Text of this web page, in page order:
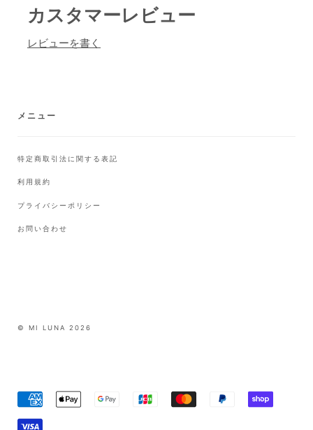
ト
カスタマーレビュー
レビューを書く
メニュー
特定商取引法に関する表記
利用規約
プライバシーポリシー
お問い合わせ
© MI LUNA 2026